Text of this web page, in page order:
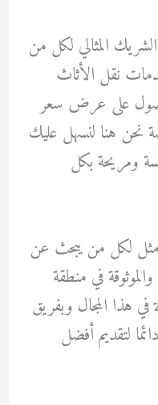
المثالي لكل من
نقل الأثاث
على عرض سعر
نحن هنا لنسهل عليك
ومريحة بكل
لكل من يبحث عن
في منطقة
في هذا المجال وبفريق
لتقديم أفضل